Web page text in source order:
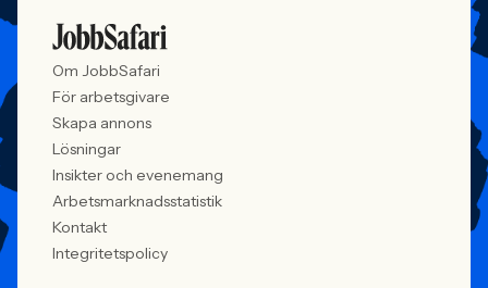
Om JobbSafari
För arbetsgivare
Skapa annons
Lösningar
Insikter och evenemang
Arbetsmarknadsstatistik
Kontakt
Integritetspolicy